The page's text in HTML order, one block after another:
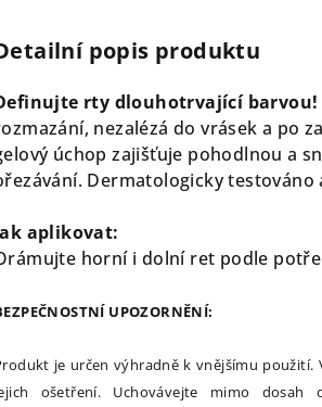
popis produktu
rty dlouhotrvající barvou!
nezalézá do vrásek a po
úchop zajišťuje pohodlnou a
Dermatologicky testováno
aplikovat:
horní i dolní ret podle
UPOZORNĚNÍ:
je určen výhradně k vnějšímu
ošetření. Uchovávejte mimo dosah